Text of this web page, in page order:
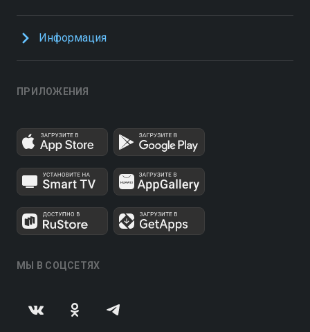
Информация
ПРИЛОЖЕНИЯ
МЫ В СОЦСЕТЯХ